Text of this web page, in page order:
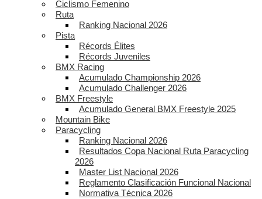
Ciclismo Femenino
Ruta
Ranking Nacional 2026
Pista
Récords Élites
Récords Juveniles
BMX Racing
Acumulado Championship 2026
Acumulado Challenger 2026
BMX Freestyle
Acumulado General BMX Freestyle 2025
Mountain Bike
Paracycling
Ranking Nacional 2026
Resultados Copa Nacional Ruta Paracycling
2026
Master List Nacional 2026
Reglamento Clasificación Funcional Nacional
Normativa Técnica 2026